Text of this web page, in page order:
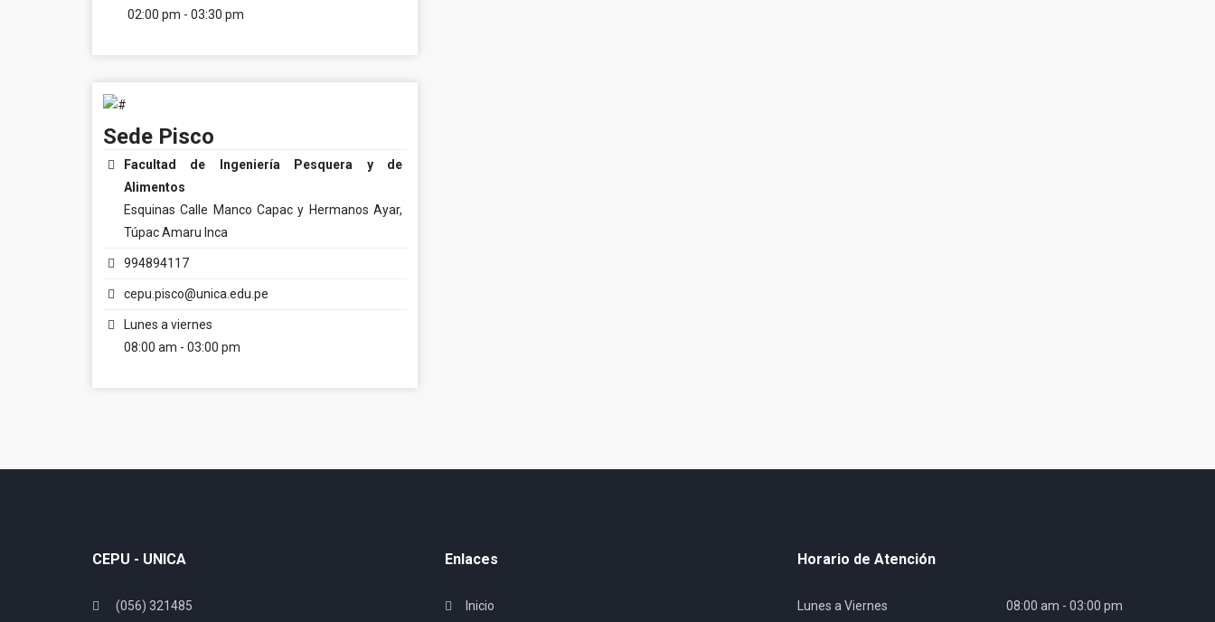
02:00 pm - 03:30 pm
Sede Pisco
Facultad de Ingeniería Pesquera y de
Alimentos
Esquinas Calle Manco Capac y Hermanos Ayar,
Túpac Amaru Inca
994894117
cepu.pisco@unica.edu.pe
Lunes a viernes
08:00 am - 03:00 pm
CEPU - UNICA
(056) 321485
Enlaces
Inicio
Horario de Atención
Lunes a Viernes 08:00 am - 03:00 pm